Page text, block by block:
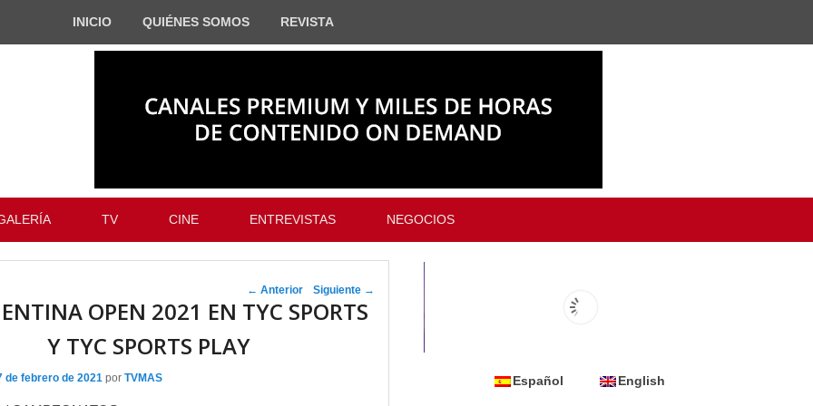
INICIO QUIÉNES SOMOS REVISTA
TV CINE ENTREVISTAS NEGOCIOS
Navegador de
artículos
← Anterior Siguiente →
OPEN 2021 EN TYC SPORTS
Y TYC SPORTS PLAY
de febrero de 2021 por TVMAS Español English